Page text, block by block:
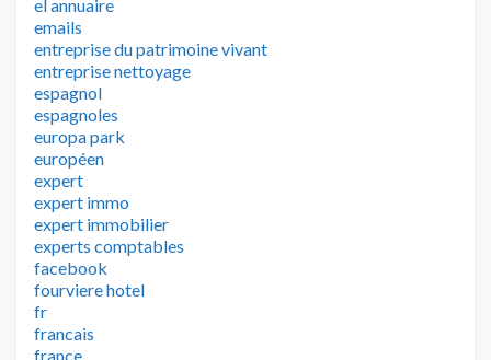
el annuaire
emails
entreprise du patrimoine vivant
entreprise nettoyage
espagnol
espagnoles
europa park
européen
expert
expert immo
expert immobilier
experts comptables
facebook
fourviere hotel
fr
francais
france